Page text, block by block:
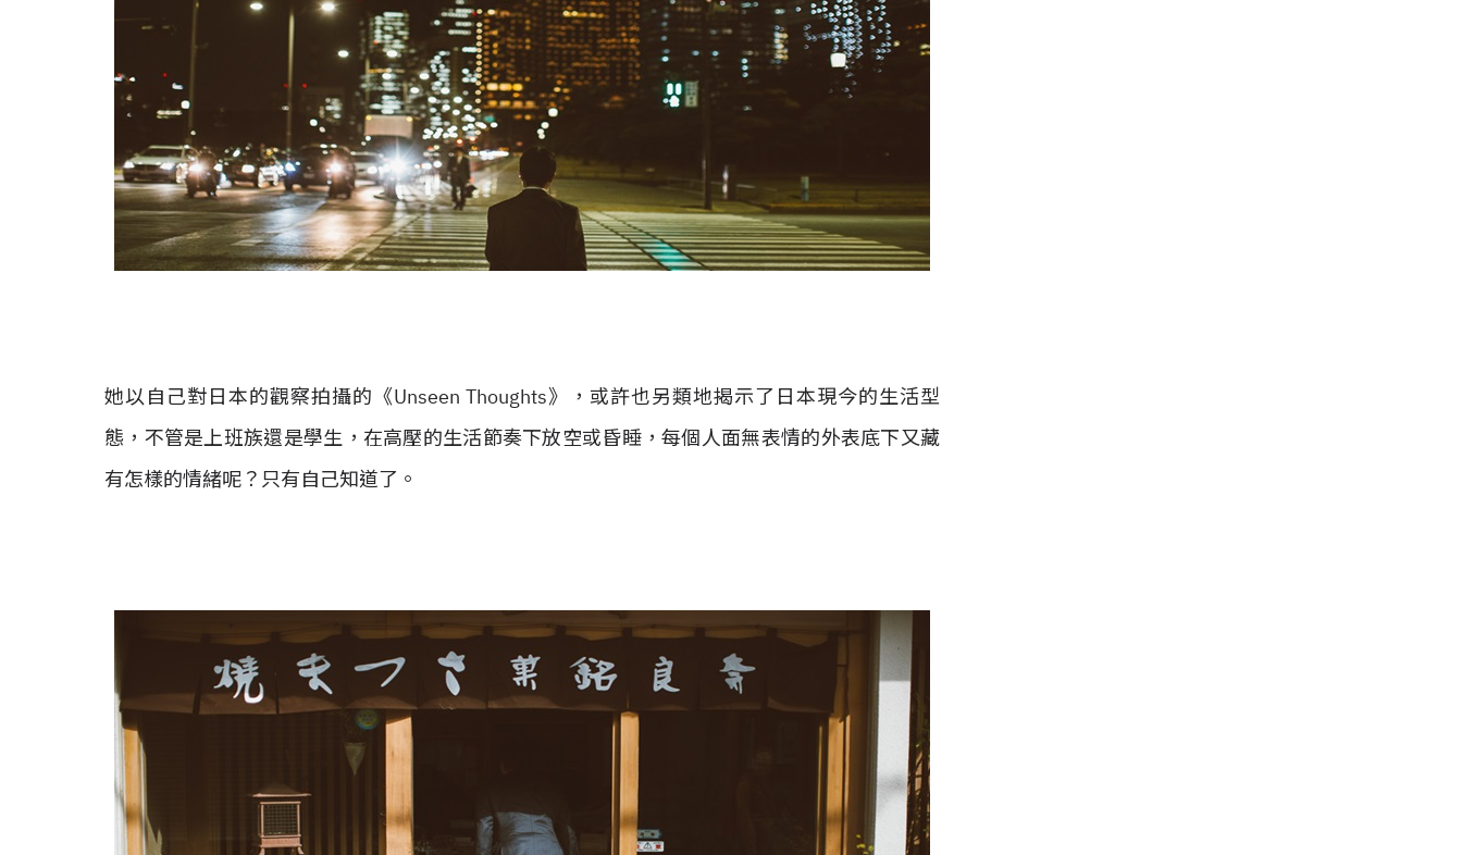
她以自己對日本的觀察拍攝的《Unseen Thoughts》，或許也另類地揭示了日本現今的生活型
態，不管是上班族還是學生，在高壓的生活節奏下放空或昏睡，每個人面無表情的外表底下又藏
有怎樣的情緒呢？只有自己知道了。